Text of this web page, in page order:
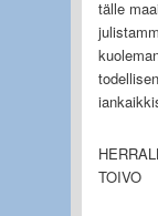
tälle
TOIVO